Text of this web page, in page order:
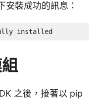
安裝成功的訊息：
installed
之後，接著以 pip